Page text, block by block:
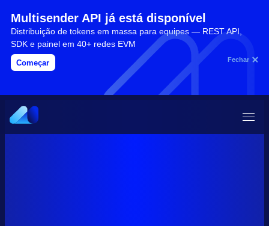
Multisender API já está disponível
Distribuição de tokens em massa para equipes — REST API,
SDK e painel em 40+ redes EVM
Começar Fechar